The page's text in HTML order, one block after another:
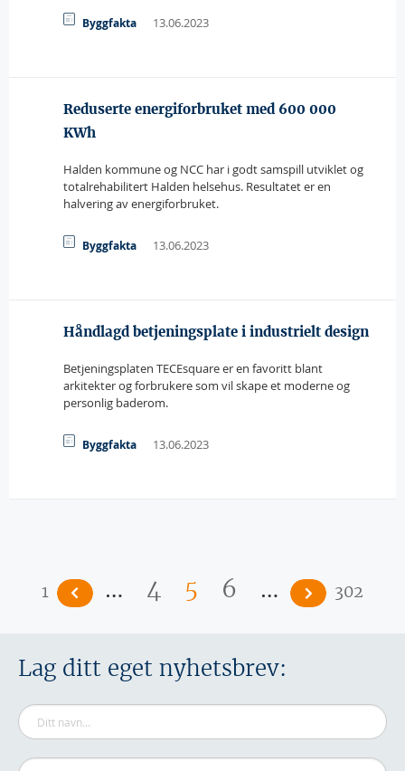
Byggfakta 13.06.2023
Reduserte energiforbruket med 600 000
KWh
Halden kommune og NCC har i godt samspill utviklet og
totalrehabilitert Halden helsehus. Resultatet er en
halvering av energiforbruket.
Byggfakta 13.06.2023
Håndlagd betjeningsplate i industrielt design
Betjeningsplaten TECEsquare er en favoritt blant
arkitekter og forbrukere som vil skape et moderne og
personlig baderom.
Byggfakta 13.06.2023
1 … 4 5 6 … 302
Lag ditt eget nyhetsbrev: